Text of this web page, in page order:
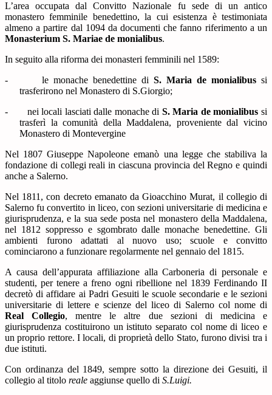
L’area occupata dal Convitto Nazionale fu sede di un antico
monastero femminile benedettino, la cui esistenza è testimoniata
almeno a partire dal 1094 da documenti che fanno riferimento a un
Monasterium S. Mariae de monialibus.
In seguito alla riforma dei monasteri femminili nel 1589:
-
le monache benedettine di S. Maria de monialibus si
trasferirono nel Monastero di S.Giorgio;
-
nei locali lasciati dalle monache di S. Maria de monialibus si
trasferì la comunità della Maddalena, proveniente dal vicino
Monastero di Montevergine
Nel 1807 Giuseppe Napoleone emanò una legge che stabiliva la
fondazione di collegi reali in ciascuna provincia del Regno e quindi
anche a Salerno.
Nel 1811, con decreto emanato da Gioacchino Murat, il collegio di
Salerno fu convertito in liceo, con sezioni universitarie di medicina e
giurisprudenza, e la sua sede posta nel monastero della Maddalena,
nel 1812 soppresso e sgombrato dalle monache benedettine. Gli
ambienti furono adattati al nuovo uso; scuole e convitto
cominciarono a funzionare regolarmente nel gennaio del 1815.
A causa dell’appurata affiliazione alla Carboneria di personale e
studenti, per tenere a freno ogni ribellione nel 1839 Ferdinando II
decretò di affidare ai Padri Gesuiti le scuole secondarie e le sezioni
universitarie di lettere e scienze del liceo di Salerno col nome di
Real Collegio, mentre le altre due sezioni di medicina e
giurisprudenza costituirono un istituto separato col nome di liceo e
un proprio rettore. I locali, di proprietà dello Stato, furono divisi tra i
due istituti.
Con ordinanza del 1849, sempre sotto la direzione dei Gesuiti, il
collegio al titolo reale aggiunse quello di S.Luigi.